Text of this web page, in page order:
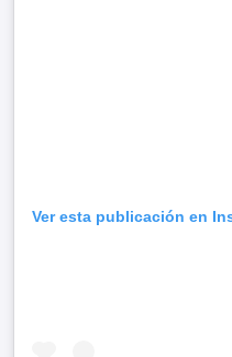
Ver esta publicación en